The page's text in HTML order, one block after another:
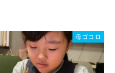
母ゴコロ